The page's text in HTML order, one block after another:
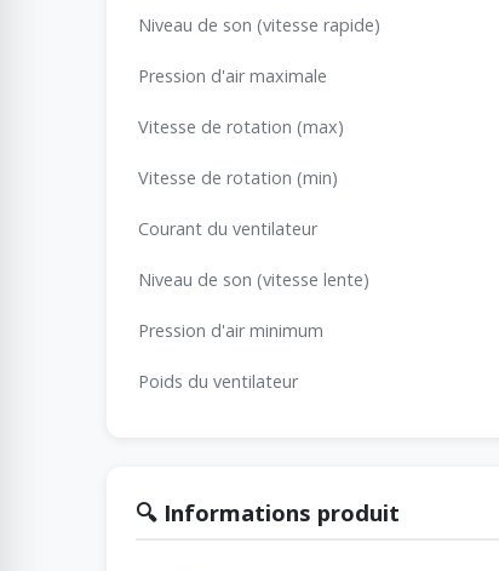
Niveau de son (vitesse rapide)
Pression d'air maximale
Vitesse de rotation (max)
Vitesse de rotation (min)
Courant du ventilateur
Niveau de son (vitesse lente)
Pression d'air minimum
Poids du ventilateur
🔍 Informations produit